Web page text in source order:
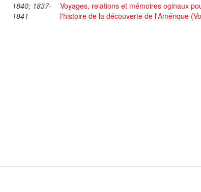
1840; 1837-
1841
Voyages, relations et mémoires oginaux
l'histoire de la découverte de l'Amérique